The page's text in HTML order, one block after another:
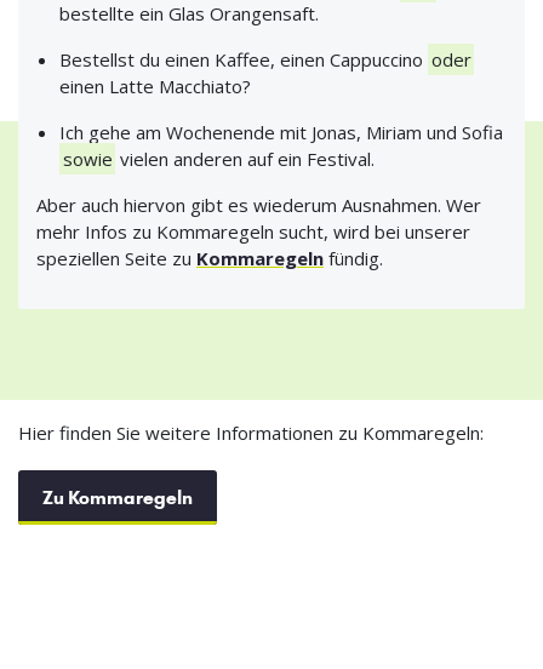
bestellte ein Glas Orangensaft.
Bestellst du einen Kaffee, einen Cappuccino oder
einen Latte Macchiato?
Ich gehe am Wochenende mit Jonas, Miriam und Sofia
sowie vielen anderen auf ein Festival.
Aber auch hiervon gibt es wiederum Ausnahmen. Wer
mehr Infos zu Kommaregeln sucht, wird bei unserer
speziellen Seite zu Kommaregeln fündig.
Hier finden Sie weitere Informationen zu Kommaregeln:
Zu Kommaregeln